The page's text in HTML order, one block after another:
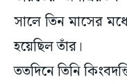
সালে তিন মাসের
হয়েছিল তাঁর।
ততদিনে তিনি